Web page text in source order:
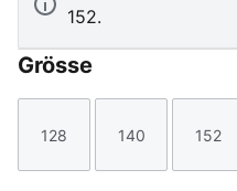
152.
Grösse
Größe
128
Größe
140 152